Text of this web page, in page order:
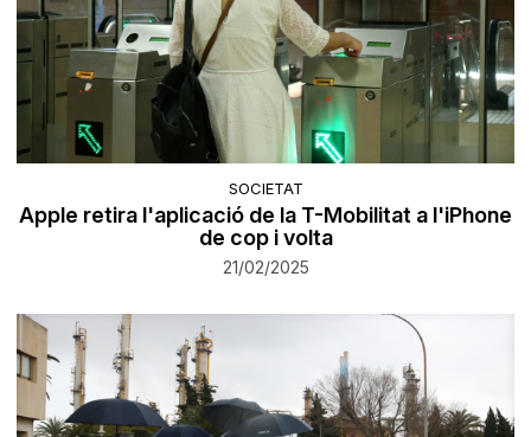
SOCIETAT
Apple retira l'aplicació de la T-Mobilitat a l'iPhone
de cop i volta
21/02/2025